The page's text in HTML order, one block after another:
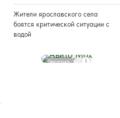
Жители ярославского села
боятся критической ситуации с
водой
Реклама